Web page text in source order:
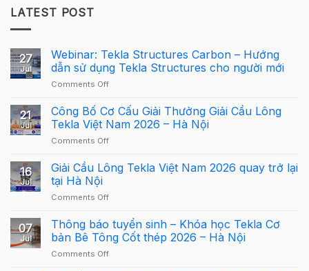
LATEST POST
27
Jul
Webinar: Tekla Structures Carbon – Hướng
dẫn sử dụng Tekla Structures cho người mới
Comments Offon
Tekla
Structures
Carbon
–
dẫn
cho
người
21
Jul
Công Bố Cơ Cấu Giải Thưởng Giải Cầu Lông
Tekla Việt Nam 2026 – Hà Nội
Comments Offon
Bố
Cơ
Giải
Giải
Cầu
Lông
16
Jul
Giải Cầu Lông Tekla Việt Nam 2026 quay trở lại
tại Hà Nội
Comments Offon
Cầu
Lông
Tekla
Việt
07
Jul
Thông báo tuyển sinh – Khóa học Tekla Cơ
bản Bê Tông Cốt thép 2026 – Hà Nội
Comments Offon